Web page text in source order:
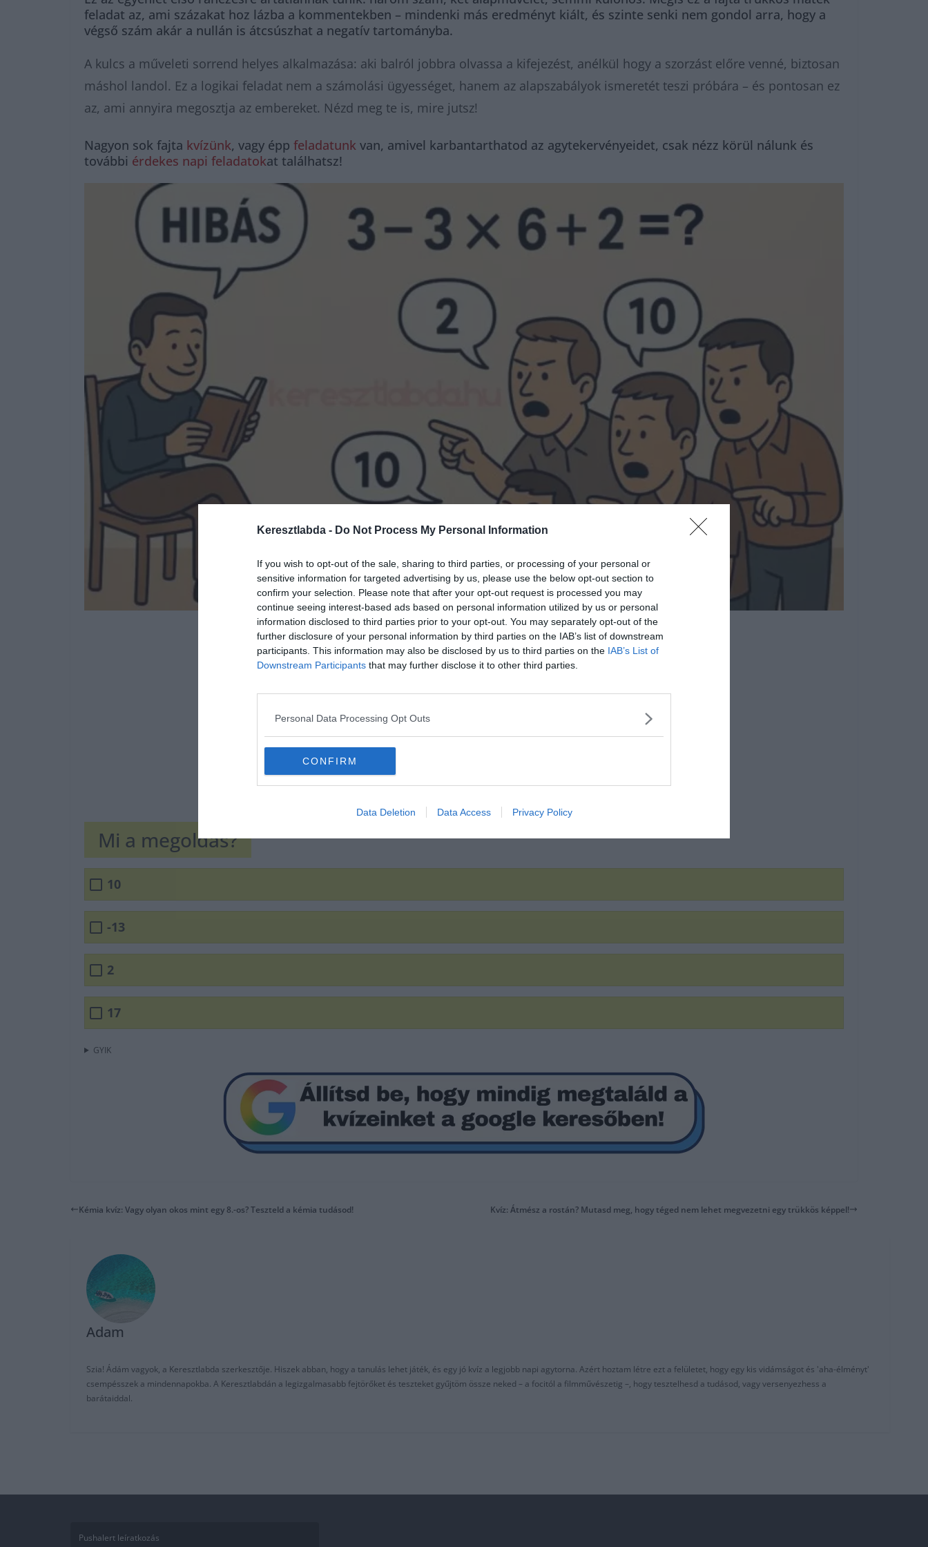
Keresztlabda - Do Not Process My Personal Information
If you wish to opt-out of the sale, sharing to third parties, or processing of your personal or
sensitive information for targeted advertising by us, please use the below opt-out section to
confirm your selection. Please note that after your opt-out request is processed you may
continue seeing interest-based ads based on personal information utilized by us or personal
information disclosed to third parties prior to your opt-out. You may separately opt-out of the
further disclosure of your personal information by third parties on the IAB’s list of downstream
participants. This information may also be disclosed by us to third parties on the IAB’s List of
Downstream Participants that may further disclose it to other third parties.
Personal Data Processing Opt Outs
CONFIRM
Data Deletion Data Access Privacy Policy
feladat az, ami százakat hoz lázba a kommentekben – mindenki más eredményt kiált, és szinte senki nem gondol arra, hogy a
végső szám akár a nullán is átcsúszhat a negatív tartományba.
A kulcs a műveleti sorrend helyes alkalmazása: aki balról jobbra olvassa a kifejezést, anélkül hogy a szorzást előre venné, biztosan
máshol landol. Ez a logikai feladat nem a számolási ügyességet, hanem az alapszabályok ismeretét teszi próbára – és pontosan ez
az, ami annyira megosztja az embereket. Nézd meg te is, mire jutsz!
Nagyon sok fajta kvízünk, vagy épp feladatunk van, amivel karbantarthatod az agytekervényeidet, csak nézz körül nálunk és
további érdekes napi feladatokat találhatsz!
Hirdetés
Mi a megoldás?
10
-13
2
17
GYIK
Kémia kvíz: Vagy olyan okos mint egy 8.-os? Teszteld a kémia tudásod! Kvíz: Átmész a rostán? Mutasd meg, hogy téged nem lehet megvezetni egy trükkös képpel!
Adam
Szia! Ádám vagyok, a Keresztlabda szerkesztője. Hiszek abban, hogy a tanulás lehet játék, és egy jó kvíz a legjobb napi agytorna. Azért hoztam létre ezt a felületet, hogy egy kis vidámságot és 'aha-élményt'
csempésszek a mindennapokba. A Keresztlabdán a legizgalmasabb fejtörőket és teszteket gyűjtöm össze neked – a focitól a filmművészetig –, hogy tesztelhesd a tudásod, vagy versenyezhess a
barátaiddal.
Pushalert leíratkozás